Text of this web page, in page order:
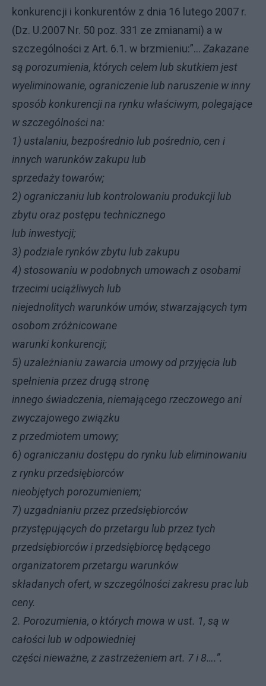
konkurencji i konkurentów z dnia 16 lutego 2007 r.
(Dz. U.2007 Nr. 50 poz. 331 ze zmianami) a w
szczególności z Art. 6.1. w brzmieniu:”… Zakazane
są porozumienia, których celem lub skutkiem jest
wyeliminowanie, ograniczenie lub naruszenie w inny
sposób konkurencji na rynku właściwym, polegające
w szczególności na:
1) ustalaniu, bezpośrednio lub pośrednio, cen i
innych warunków zakupu lub
sprzedaży towarów;
2) ograniczaniu lub kontrolowaniu produkcji lub
zbytu oraz postępu technicznego
lub inwestycji;
3) podziale rynków zbytu lub zakupu
4) stosowaniu w podobnych umowach z osobami
trzecimi uciążliwych lub
niejednolitych warunków umów, stwarzających tym
osobom zróżnicowane
warunki konkurencji;
5) uzależnianiu zawarcia umowy od przyjęcia lub
spełnienia przez drugą stronę
innego świadczenia, niemającego rzeczowego ani
zwyczajowego związku
z przedmiotem umowy;
6) ograniczaniu dostępu do rynku lub eliminowaniu
z rynku przedsiębiorców
nieobjętych porozumieniem;
7) uzgadnianiu przez przedsiębiorców
przystępujących do przetargu lub przez tych
przedsiębiorców i przedsiębiorcę będącego
organizatorem przetargu warunków
składanych ofert, w szczególności zakresu prac lub
ceny.
2. Porozumienia, o których mowa w ust. 1, są w
całości lub w odpowiedniej
części nieważne, z zastrzeżeniem art. 7 i 8….”.